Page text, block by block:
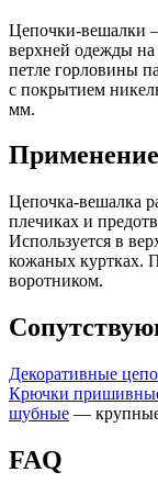
Цепочки-вешалки
верхней одежды
петле горловины
с покрытием
мм.
Применение
Цепочка-вешалка
плечиках и
Используется в
кожаных куртках.
воротником.
Декоративные
Крючки
шубные — крупные
FAQ